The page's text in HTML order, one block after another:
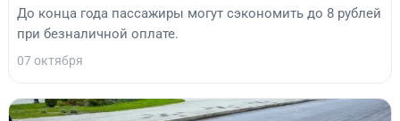
До конца года пассажиры могут сэкономить до 8 рублей
при безналичной оплате.
07 октября